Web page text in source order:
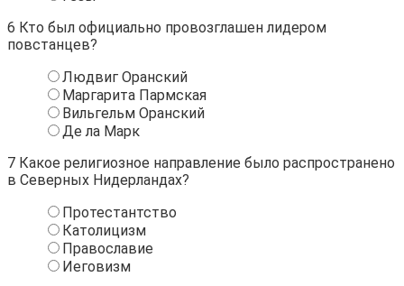
6 Кто был официально провозглашен лидером
повстанцев?
Людвиг Оранский
Маргарита Пармская
Вильгельм Оранский
Де ла Марк
7 Какое религиозное направление было распространено
в Северных Нидерландах?
Протестантство
Католицизм
Православие
Иеговизм